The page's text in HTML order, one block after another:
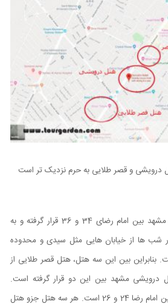
درویشی و قصر طلایی به حرم نزدیک تر است
هتل بین المللی قصر طلایی مشهد بین امام رضای 34 و 36 قرار گرفته و به
شب ها از خیابان هایی مثل سیدی و محدوده
بنابراین بین این سه هتل، هتل قصر طلایی از
درویشی مشهد بین این دو قرار گرفته است.
آدرس هتل مجلل درویشی بین امام رضا 24 و 26 است. هر سه هتل جزو هتل